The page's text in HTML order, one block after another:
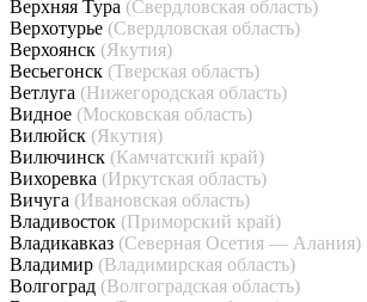
Верхняя Тура (Свердловская область)
Верхотурье (Свердловская область)
Верхоянск (Якутия)
Весьегонск (Тверская область)
Ветлуга (Нижегородская область)
Видное (Московская область)
Вилюйск (Якутия)
Вилючинск (Камчатский край)
Вихоревка (Иркутская область)
Вичуга (Ивановская область)
Владивосток (Приморский край)
Владикавказ (Северная Осетия — Алания)
Владимир (Владимирская область)
Волгоград (Волгоградская область)